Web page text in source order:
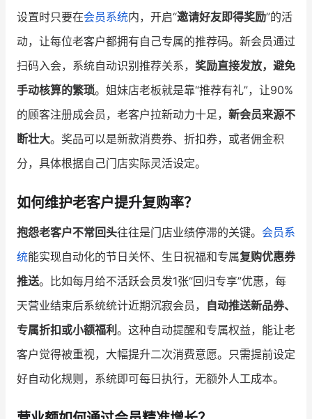
设置时只要在会员系统内，开启“邀请好友即得奖励”的活
动，让每位老客户都拥有自己专属的推荐码。新会员通过
扫码入会，系统自动识别推荐关系， 奖励直接发放，避免
手动核算的繁琐。姐妹店老板就是靠“推荐有礼”，让90%
的顾客注册成会员，老客户拉新动力十足， 新会员来源不
断壮大。奖品可以是新款消费券、折扣券，或者佣金积
分，具体根据自己门店实际灵活设定。
如何维护老客户提升复购率？
抱怨老客户不常回头往往是门店业绩停滞的关键。 会员系
统能实现自动化的节日关怀、生日祝福和专属复购优惠券
推送。比如每月给不活跃会员发1张“回归专享”优惠，每
天营业结束后系统统计近期沉寂会员， 自动推送新品券、
专属折扣或小额福利 。这种自动提醒和专属权益，能让老
客户觉得被重视，大幅提升二次消费意愿。只需提前设定
好自动化规则，系统即可每日执行，无额外人工成本。